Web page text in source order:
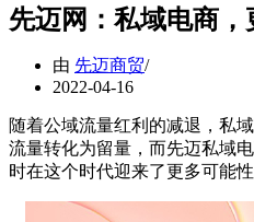
先迈网：私域电商，
由 先迈商贸
2022-04-16
随着公域流量红利的减退，私
流量转化为留量，而先迈私域
时在这个时代迎来了更多可能性